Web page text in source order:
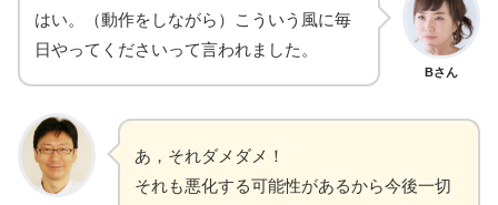
Bさん
はい。（動作をしながら）こういう風に毎
日やってくださいって言われました。
あ，それダメダメ！
それも悪化する可能性があるから今後一切